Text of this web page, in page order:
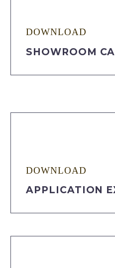
DOWNLOAD
SHOWROOM
DOWNLOAD
APPLICATION